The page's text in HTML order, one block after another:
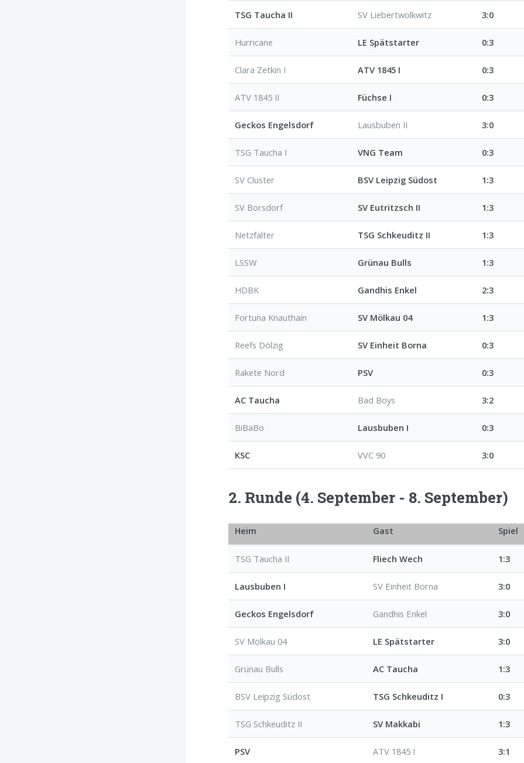
TSG Taucha II SV Liebertwolkwitz 3:0
Hurricane LE Spätstarter 0:3
Clara Zetkin I ATV 1845 I 0:3
ATV 1845 II Füchse I 0:3
Geckos Engelsdorf Lausbuben II 3:0
TSG Taucha I VNG Team 0:3
SV Cluster BSV Leipzig Südost 1:3
SV Borsdorf SV Eutritzsch II 1:3
Netzfalter TSG Schkeuditz II 1:3
LSSW Grünau Bulls 1:3
HDBK Gandhis Enkel 2:3
Fortuna Knauthain SV Mölkau 04 1:3
Reefs Dölzig SV Einheit Borna 0:3
Rakete Nord PSV 0:3
AC Taucha Bad Boys 3:2
BiBaBo Lausbuben I 0:3
KSC VVC 90 3:0
2. Runde (4. September - 8. September)
Heim Gast Spiel
TSG Taucha II Fliech Wech 1:3
Lausbuben I SV Einheit Borna 3:0
Geckos Engelsdorf Gandhis Enkel 3:0
SV Mölkau 04 LE Spätstarter 3:0
Grünau Bulls AC Taucha 1:3
BSV Leipzig Südost TSG Schkeuditz I 0:3
TSG Schkeuditz II SV Makkabi 1:3
PSV ATV 1845 I 3:1